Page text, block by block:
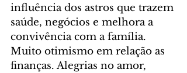
influência dos astros que trazem
saúde, negócios e melhora a
convivência com a família.
Muito otimismo em relação as
finanças. Alegrias no amor,